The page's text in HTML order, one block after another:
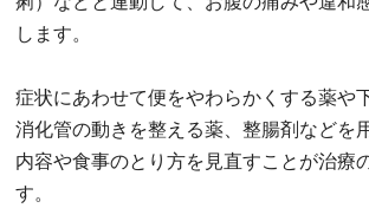
します。
症状にあわせて便をやわらかくする薬や
消化管の動きを整える薬、整腸剤などを
内容や食事のとり方を見直すことが治療
す。